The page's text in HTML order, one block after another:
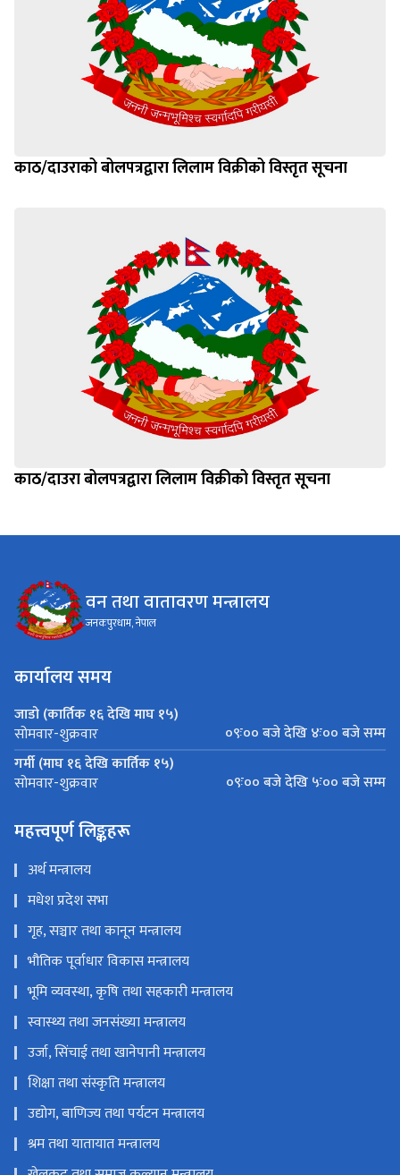
काठ/दाउराको बोलपत्रद्वारा लिलाम विक्रीको विस्तृत सूचना
काठ/दाउरा बोलपत्रद्वारा लिलाम विक्रीको विस्तृत सूचना
वन तथा वातावरण मन्त्रालय
जनकपुरधाम, नेपाल
कार्यालय समय
जाडो (कार्तिक १६ देखि माघ १५)
सोमवार-शुक्रवार
०९ः०० बजे देखि ४ः०० बजे सम्म
गर्मी (माघ १६ देखि कार्तिक १५)
सोमवार-शुक्रवार ०९ः०० बजे देखि ५ः०० बजे सम्म
महत्त्वपूर्ण लिङ्कहरू
अर्थ मन्त्रालय
मधेश प्रदेश सभा
गृह, सञ्चार तथा कानून मन्त्रालय
भौतिक पूर्वाधार विकास मन्त्रालय
भूमि व्यवस्था, कृषि तथा सहकारी मन्त्रालय
स्वास्थ्य तथा जनसंख्या मन्त्रालय
उर्जा, सिंचाई तथा खानेपानी मन्त्रालय
शिक्षा तथा संस्कृति मन्त्रालय
उद्योग, बाणिज्य तथा पर्यटन मन्त्रालय
श्रम तथा यातायात मन्त्रालय